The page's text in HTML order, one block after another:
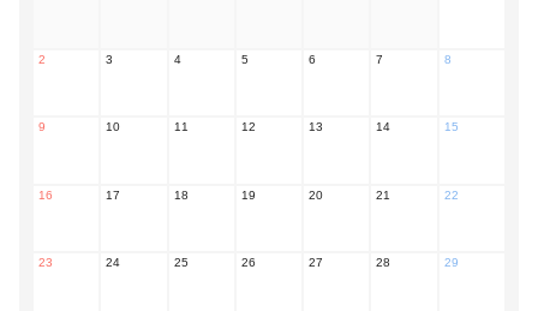
2 3 4 5 6 7 8
9 10 11 12 13 14 15
16 17 18 19 20 21 22
23 24 25 26 27 28 29